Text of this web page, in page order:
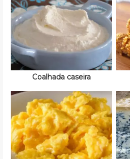
Coalhada caseira